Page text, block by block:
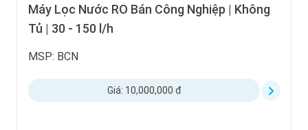
Máy Lọc Nước RO Bán Công Nghiệp | Không
Tủ | 30 - 150 l/h
MSP: BCN
Giá: 10,000,000 đ